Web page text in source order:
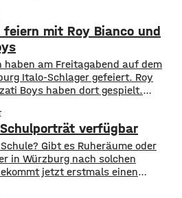
Quadratmetern aus. Auch
Zudem kamen die
und fünf
Den Feuerwehren
mit Roy Bianco und
haben am Freitagabend auf dem
Italo-Schlager gefeiert. Roy
Boys haben dort gespielt.
verfolgten viele Zaungäste bei
Straßen die Songs. Hier gibt es
vor dem
verfügbar
Gibt es Ruheräume oder
in Würzburg nach solchen
jetzt erstmals einen